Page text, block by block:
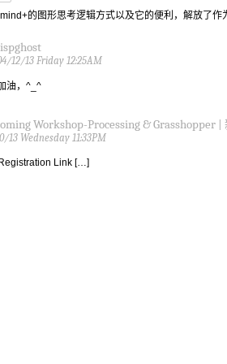
的图形思考逻辑方式以及它的便利，解放了作
12/13 Friday 12:25AM
油，^_^
Workshop-Processing & Grasshopper
13 Wednesday 11:33PM
Link […]